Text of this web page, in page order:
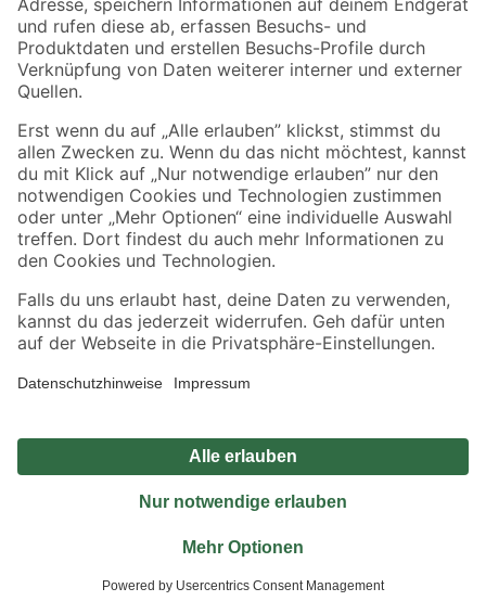
Zahlungsarten Versandarten
Sicher einkaufen
Jetzt die toom-App herunterladen
Alle Preisangaben in EUR inkl. gesetzl. MwSt.. Die dargestellten Angebote sind unter
Umständen nicht in allen Märkten verfügbar. Die angegebenen Verfügbarkeiten beziehen
Produkte nur solange der Vorrat reicht.
*Paketversand ab 59 € versandkostenfrei, gilt nicht für Artikel mit Speditionsversand, hier
Privatsphäre Impressum
Nutzungsbedingungen
Widerrufsrecht
Vertrag widerrufen
© 2026 toom Baumarkt GmbH